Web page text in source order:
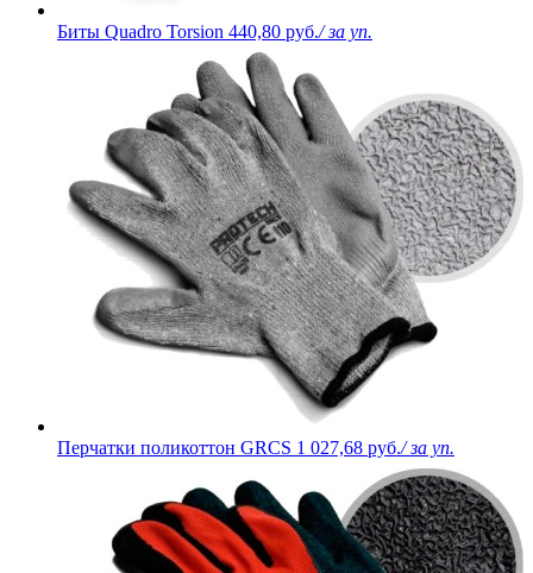
Биты Quadro Torsion 440,80 руб./ за уп.
Перчатки поликоттон GRCS 1 027,68 руб./ за уп.